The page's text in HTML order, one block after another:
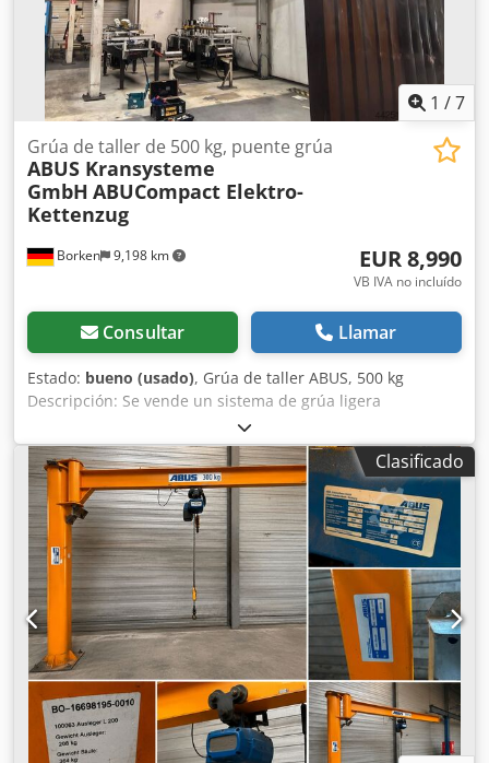
1 /7
Borken 9,198 km
Grúa de taller de 500 kg, puente grúa
ABUS Kransysteme
GmbH ABUCompact Elektro-
Kettenzug
EUR 8,990
VB IVA no incluído
Consultar Llamar
Estado: bueno (usado), Grúa de taller ABUS, 500 kg
Descripción: Se vende un sistema de grúa ligera
profesional e independiente del fabricante líder ABUS
(serie HB) del año 2008. La instalación se encuentra en un
estado muy bueno y limpio, proviene directamente de un
entorno de trabajo en funcionamiento y es perfecta para
talleres, cerrajerías, empresas de reparación de
automóviles o puestos de trabajo de soldadura para mover
cargas de hasta 500 kg de forma precisa y sin esfuerzo.
Datos técnicos y detalles: Csdjzrw Exepfx Afhsrf Fabricante
de la grúa y el elevador: ABUS Kransysteme GmbH Modelo
del elevador: Elevador de cadena eléctrico original ABUS
ABUCompact (número de fábrica 05 08 0598 / 02)
Capacidad de carga: Máx. 500 kg (etiqueta oficial de ABUS
en la viga) Diseño: Estructura independiente de vigas de
acero en forma de I. ¡No requiere montaje en el techo ni
en la pared! Construcción: Conexiones atornilladas de alta
Clasificado